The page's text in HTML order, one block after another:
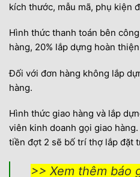
kích thước, mẫu mã, phụ kiện
Hình thức thanh toán bên
hàng, 20% lắp dựng hoàn thiện
Đối với đơn hàng không lắp
hàng.
Hình thức giao hàng và lắp
viên kinh doanh gọi giao
tiền đợt 2 sẽ bố trí thợ lắp đặt
>> Xem thêm báo